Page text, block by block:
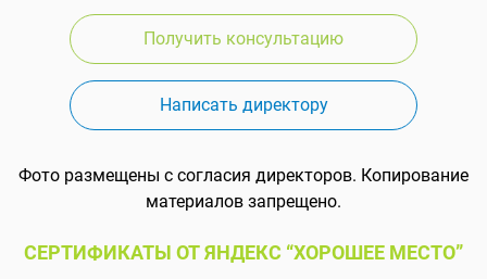
Получить консультацию
Написать директору
Фото размещены с согласия директоров. Копирование
материалов запрещено.
СЕРТИФИКАТЫ ОТ ЯНДЕКС “ХОРОШЕЕ МЕСТО”